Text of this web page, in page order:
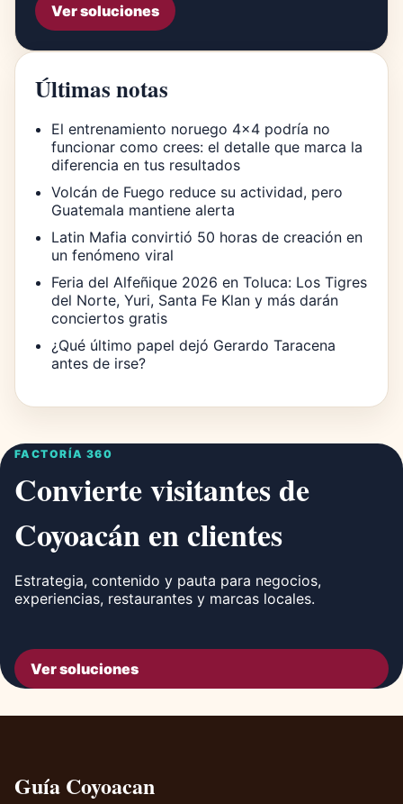
Ver soluciones
Últimas notas
El entrenamiento noruego 4×4 podría no
funcionar como crees: el detalle que marca la
diferencia en tus resultados
Volcán de Fuego reduce su actividad, pero
Guatemala mantiene alerta
Latin Mafia convirtió 50 horas de creación en
un fenómeno viral
Feria del Alfeñique 2026 en Toluca: Los Tigres
del Norte, Yuri, Santa Fe Klan y más darán
conciertos gratis
¿Qué último papel dejó Gerardo Taracena
antes de irse?
FACTORÍA 360
Convierte visitantes de
Coyoacán en clientes
Estrategia, contenido y pauta para negocios,
experiencias, restaurantes y marcas locales.
Ver soluciones
Guía Coyoacan